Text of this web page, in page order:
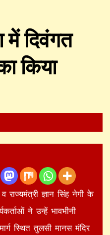
में दिवंगत
किया
ज्ञान सिंह नेगी के
ने उन्हें भावभीनी
स्थित तुलसी मानस मंदिर